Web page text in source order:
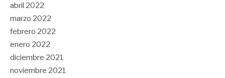
abril 2022
marzo 2022
febrero 2022
enero 2022
diciembre 2021
noviembre 2021